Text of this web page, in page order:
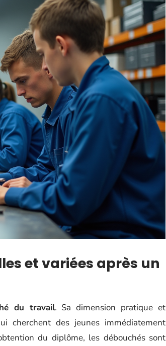
et variées après un
du travail. Sa dimension pratique et
cherchent des jeunes immédiatement
du diplôme, les débouchés sont